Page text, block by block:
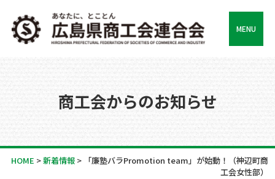
MENU
商工会からのお知らせ
HOME >新着情報> 「廉塾バラPromotion team」が始動！（神辺町商
工会女性部）